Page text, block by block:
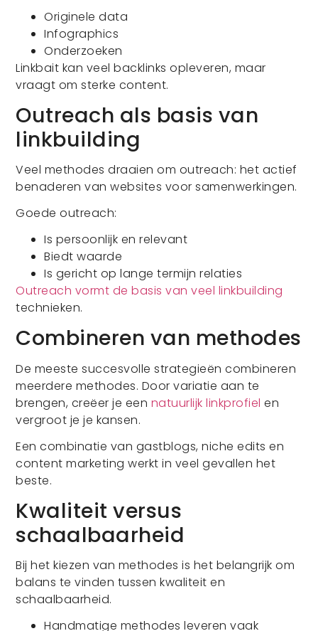
Originele data
Infographics
Onderzoeken
Linkbait kan veel backlinks opleveren, maar
vraagt om sterke content.
Outreach als basis van
linkbuilding
Veel methodes draaien om outreach: het actief
benaderen van websites voor samenwerkingen.
Goede outreach:
Is persoonlijk en relevant
Biedt waarde
Is gericht op lange termijn relaties
Outreach vormt de basis van veel linkbuilding
technieken.
Combineren van methodes
De meeste succesvolle strategieën combineren
meerdere methodes. Door variatie aan te
brengen, creëer je een natuurlijk linkprofiel en
vergroot je je kansen.
Een combinatie van gastblogs, niche edits en
content marketing werkt in veel gevallen het
beste.
Kwaliteit versus
schaalbaarheid
Bij het kiezen van methodes is het belangrijk om
balans te vinden tussen kwaliteit en
schaalbaarheid.
Handmatige methodes leveren vaak